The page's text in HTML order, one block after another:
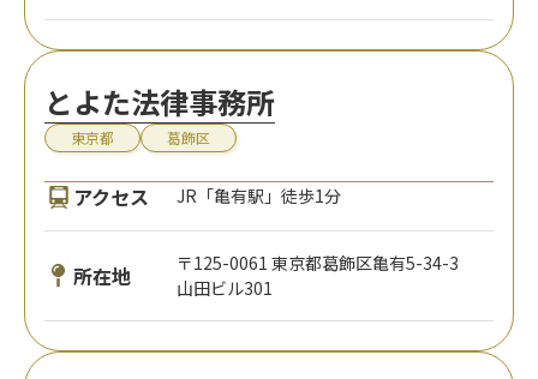
とよた法律事務所
東京都 葛飾区
アクセス JR「亀有駅」徒歩1分
所在地
〒125-0061 東京都葛飾区亀有5-34-3
山田ビル301